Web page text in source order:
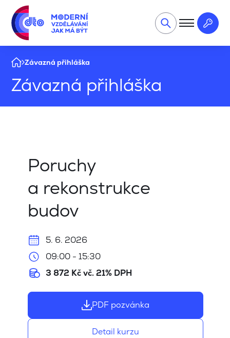
Závazná přihláška
Závazná přihláška
Poruchy
a rekonstrukce
budov
5. 6. 2026
09:00 - 15:30
3 872 Kč vč. 21% DPH
PDF pozvánka
Detail kurzu